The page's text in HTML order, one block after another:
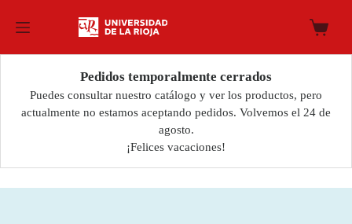
contenido
Carro
Pedidos temporalmente cerrados
Puedes consultar nuestro catálogo y ver los productos, pero
actualmente no estamos aceptando pedidos. Volvemos el 24 de
agosto.
¡Felices vacaciones!